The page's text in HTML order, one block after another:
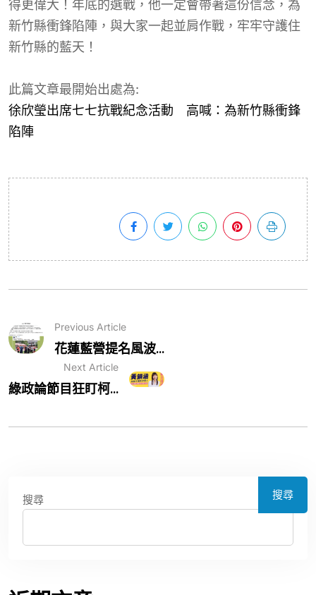
得更偉大！年底的選戰，他一定會帶著這份信念，為
新竹縣衝鋒陷陣，與大家一起並肩作戰，牢牢守護住
新竹縣的藍天！
此篇文章最開始出處為:
徐欣瑩出席七七抗戰紀念活動 高喊：為新竹縣衝鋒
陷陣
Previous Article
花蓮藍營提名風波...
Next Article
綠政論節目狂盯柯...
搜尋 搜尋